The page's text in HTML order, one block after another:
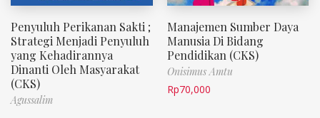
Penyuluh Perikanan Sakti ;
Strategi Menjadi Penyuluh
yang Kehadirannya
Dinanti Oleh Masyarakat
(CKS)
Agussalim
Manajemen Sumber Daya
Manusia Di Bidang
Pendidikan (CKS)
Onisimus Amtu
Rp70,000